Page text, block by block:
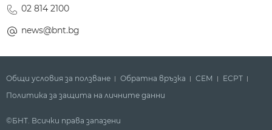
02 814 2100
news@bnt.bg
Общи условия за ползване Обратна връзка СЕМ
ECPT
Политика за защита на личните данни
©БНТ. Всички права запазени